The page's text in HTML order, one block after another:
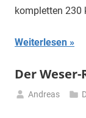
kompletten 230
Weiterlesen
Der Weser-
Andreas